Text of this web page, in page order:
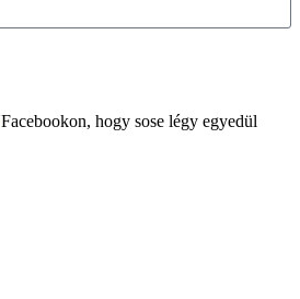
Facebookon, hogy sose légy egyedül